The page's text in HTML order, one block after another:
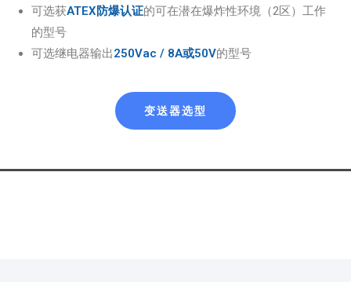
可选获ATEX防爆认证的可在潜在爆炸性环境（2区）工作
的型号
可选继电器输出250Vac / 8A或50V的型号
变送器选型